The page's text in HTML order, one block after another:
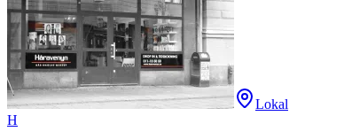
Lokal
H